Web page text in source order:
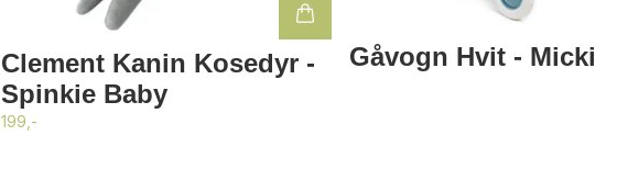
Clement Kanin Kosedyr -
Spinkie Baby
199,-
Gåvogn Hvit - Micki